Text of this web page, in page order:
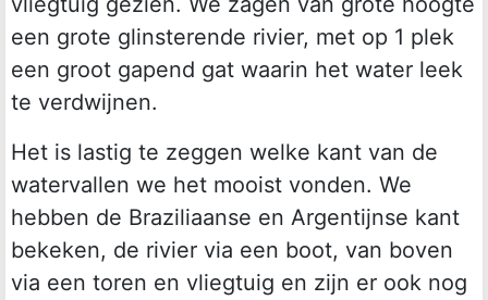
een grote glinsterende rivier, met op 1 plek
een groot gapend gat waarin het water leek
te verdwijnen.
Het is lastig te zeggen welke kant van de
watervallen we het mooist vonden. We
hebben de Braziliaanse en Argentijnse kant
bekeken, de rivier via een boot, van boven
via een toren en vliegtuig en zijn er ook nog